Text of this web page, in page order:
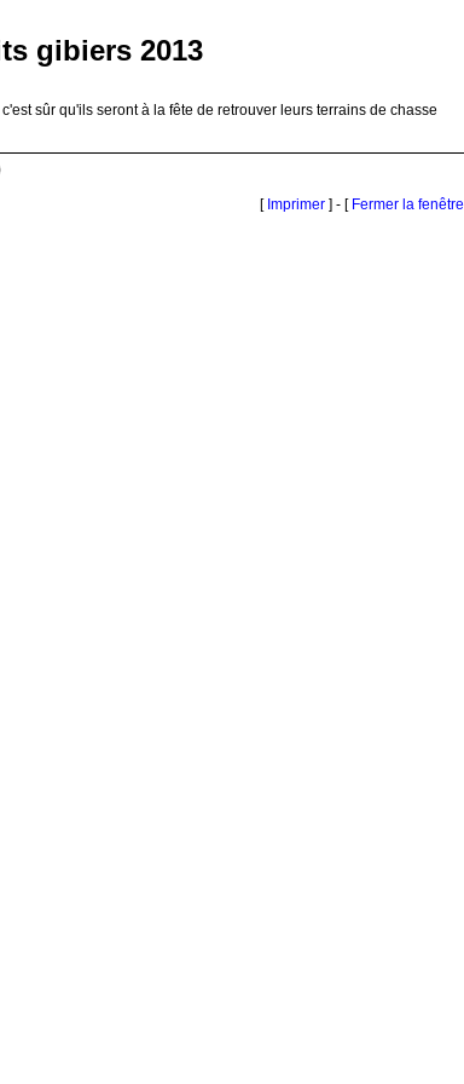
gibiers 2013
sûr qu'ils seront à la fête de retrouver leurs terrains de chasse
[ Imprimer] - [ Fermer la fenêtre